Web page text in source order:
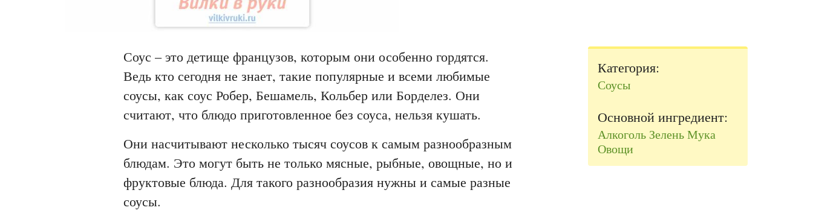
Соус – это детище французов, которым они особенно гордятся.
Ведь кто сегодня не знает, такие популярные и всеми любимые
соусы, как соус Робер, Бешамель, Кольбер или Борделез. Они
считают, что блюдо приготовленное без соуса, нельзя кушать.
Они насчитывают несколько тысяч соусов к самым разнообразным
блюдам. Это могут быть не только мясные, рыбные, овощные, но и
фруктовые блюда. Для такого разнообразия нужны и самые разные
соусы.
Категория:
Соусы
Основной ингредиент:
Алкоголь ЗеленьМука
Овощи